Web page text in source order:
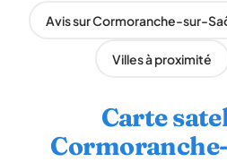
Avis sur Cormoranche-sur-
Villes à proximité
Carte